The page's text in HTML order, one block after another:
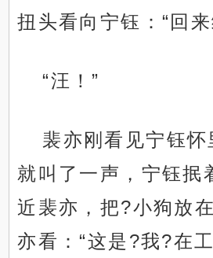
扭头看向宁钰：“回
“汪！”
裴亦刚看见宁钰怀
就叫了一声，宁钰抿
近裴亦，把?小狗放
亦看：“这是?我?在